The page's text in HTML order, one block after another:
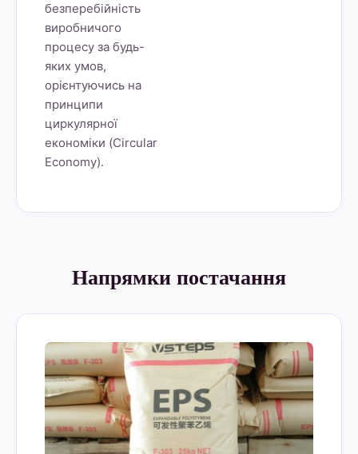
безперебійність
виробничого
процесу за будь-
яких умов,
орієнтуючись на
принципи
циркулярної
економіки (Circular
Economy).
Напрямки постачання